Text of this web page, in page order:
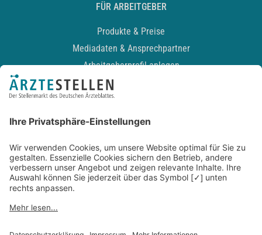
FÜR ARBEITGEBER
Produkte & Preise
Mediadaten & Ansprechpartner
Arbeitgeberprofil anlegen
Recruiting-Podcast
Kontakt
Datenschutz
Newsletter